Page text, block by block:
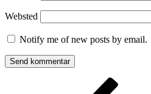
Websted
Notify me of new posts by email.
Indlægsnavigation